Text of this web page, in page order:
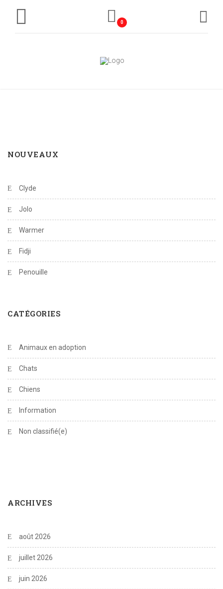
0
NOUVEAUX
Clyde
Jolo
Warmer
Fidji
Penouille
CATÉGORIES
Animaux en adoption
Chats
Chiens
Information
Non classifié(e)
ARCHIVES
août 2026
juillet 2026
juin 2026